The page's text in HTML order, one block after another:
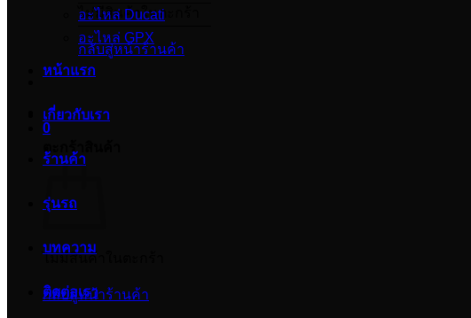
ไม่มีสินค้าในตะกร้า
กลับสู่หน้าร้านค้า
0
ตะกร้าสินค้า
ไม่มีสินค้าในตะกร้า
กลับสู่หน้าร้านค้า
อะไหล่ Ducati
อะไหล่ GPX
หน้าแรก
เกี่ยวกับเรา
ร้านค้า
รุ่นรถ
บทความ
ติดต่อเรา